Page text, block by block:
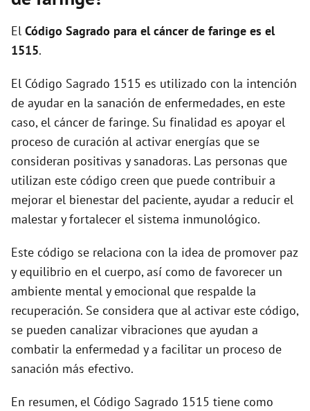
e
o
El Código Sagrado para el cáncer de faringe es el
1515.
El Código Sagrado 1515 es utilizado con la intención
de ayudar en la sanación de enfermedades, en este
caso, el cáncer de faringe. Su finalidad es apoyar el
proceso de curación al activar energías que se
consideran positivas y sanadoras. Las personas que
utilizan este código creen que puede contribuir a
mejorar el bienestar del paciente, ayudar a reducir el
malestar y fortalecer el sistema inmunológico.
Este código se relaciona con la idea de promover paz
y equilibrio en el cuerpo, así como de favorecer un
ambiente mental y emocional que respalde la
recuperación. Se considera que al activar este código,
se pueden canalizar vibraciones que ayudan a
combatir la enfermedad y a facilitar un proceso de
sanación más efectivo.
En resumen, el Código Sagrado 1515 tiene como